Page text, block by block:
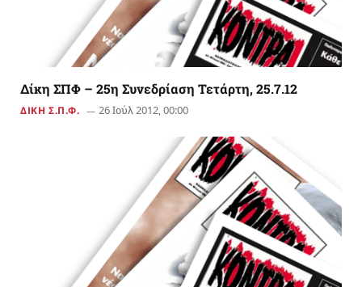
Δίκη ΣΠΦ – 25η Συνεδρίαση Τετάρτη, 25.7.12
ΔΙΚΗ Σ.Π.Φ. 26 Ιούλ 2012, 00:00